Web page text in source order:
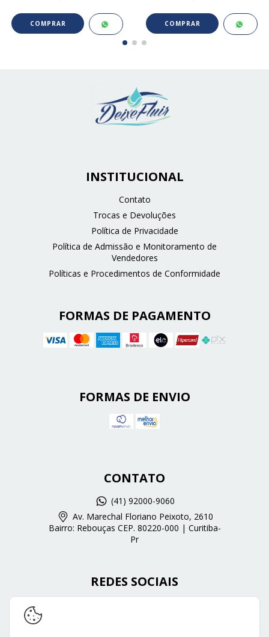
INSTITUCIONAL
Contato
Trocas e Devoluções
Política de Privacidade
Política de Admissão e Monitoramento de
Vendedores
Políticas e Procedimentos de Conformidade
FORMAS DE PAGAMENTO
FORMAS DE ENVIO
CONTATO
(41) 92000-9060
Av. Marechal Floriano Peixoto, 2610
Bairro: Rebouças CEP. 80220-000 | Curitiba-
Pr
REDES SOCIAIS